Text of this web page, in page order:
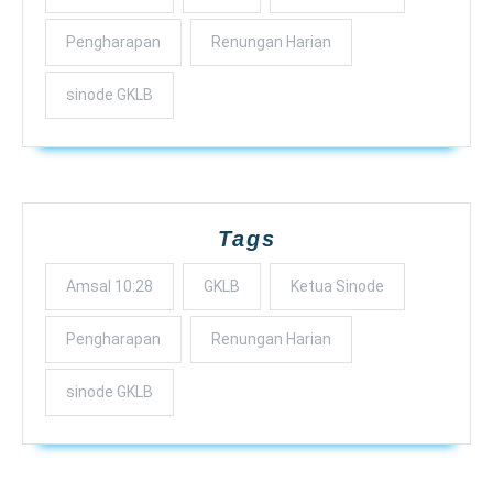
Pengharapan Renungan Harian
sinode GKLB
Tags
Amsal 10:28 GKLB Ketua Sinode
Pengharapan Renungan Harian
sinode GKLB